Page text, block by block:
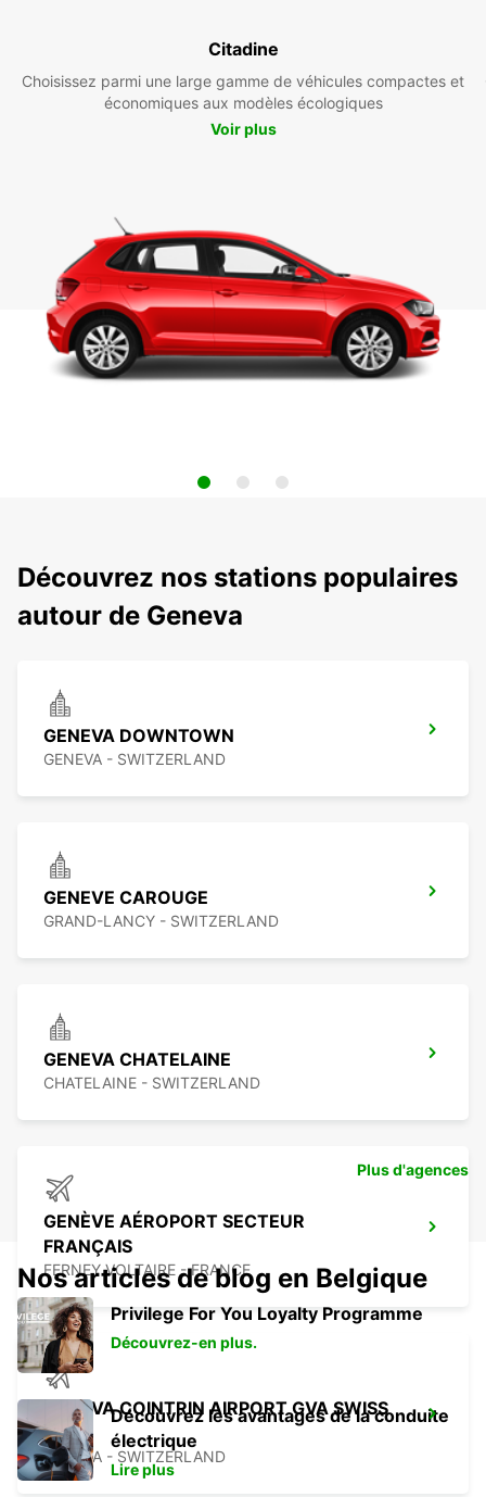
Citadine
Choisissez parmi une large gamme de véhicules compactes et
économiques aux modèles écologiques
Voir plus
Découvrez nos stations populaires
autour de Geneva
GENEVA DOWNTOWN
GENEVA - SWITZERLAND
GENEVE CAROUGE
GRAND-LANCY - SWITZERLAND
GENEVA CHATELAINE
CHATELAINE - SWITZERLAND
GENÈVE AÉROPORT SECTEUR
FRANÇAIS
FERNEY VOLTAIRE - FRANCE
GENEVA COINTRIN AIRPORT GVA SWISS
SIDE
GENEVA - SWITZERLAND
Plus d'agences
Nos articles de blog en Belgique
Privilege For You Loyalty Programme
Découvrez-en plus.
Découvrez les avantages de la conduite
électrique
Lire plus